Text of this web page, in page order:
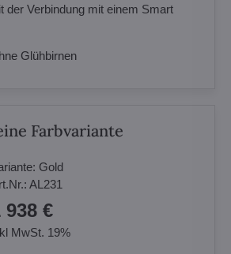
der Verbindung mit einem Smart
Glühbirnen
Farbvariante
Gold
AL231
938 €
MwSt. 19%